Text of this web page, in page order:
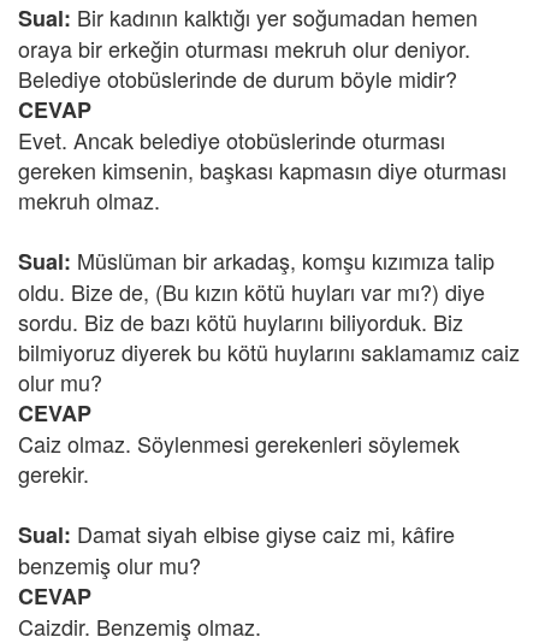
Sual: Bir kadının kalktığı yer soğumadan hemen
oraya bir erkeğin oturması mekruh olur deniyor.
Belediye otobüslerinde de durum böyle midir?
CEVAP
Evet. Ancak belediye otobüslerinde oturması
gereken kimsenin, başkası kapmasın diye oturması
mekruh olmaz.
Sual: Müslüman bir arkadaş, komşu kızımıza talip
oldu. Bize de, (Bu kızın kötü huyları var mı?) diye
sordu. Biz de bazı kötü huylarını biliyorduk. Biz
bilmiyoruz diyerek bu kötü huylarını saklamamız caiz
olur mu?
CEVAP
Caiz olmaz. Söylenmesi gerekenleri söylemek
gerekir.
Sual: Damat siyah elbise giyse caiz mi, kâfire
benzemiş olur mu?
CEVAP
Caizdir. Benzemiş olmaz.